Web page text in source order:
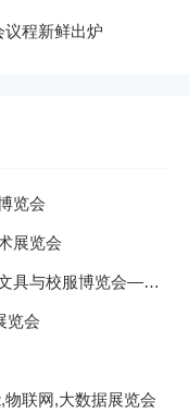
议程新鲜出炉
览会
展览会
服博览会—成渝双城展
览会
联网,大数据展览会